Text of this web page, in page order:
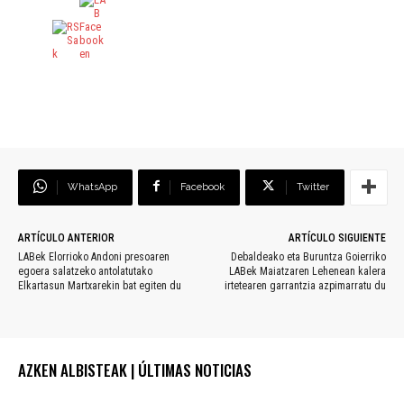
WhatsApp Facebook Twitter
ARTÍCULO ANTERIOR
LABek Elorrioko Andoni presoaren
egoera salatzeko antolatutako
Elkartasun Martxarekin bat egiten du
ARTÍCULO SIGUIENTE
Debaldeako eta Buruntza Goierriko
LABek Maiatzaren Lehenean kalera
irtetearen garrantzia azpimarratu du
AZKEN ALBISTEAK | ÚLTIMAS NOTICIAS